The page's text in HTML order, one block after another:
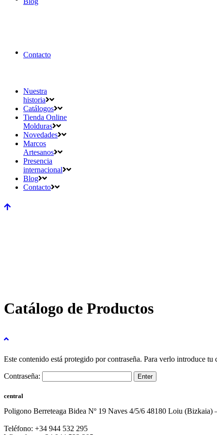
Contacto
Nuestra
historia
Catálogos
Tienda Online
Molduras
Novedades
Marcos
Artesanos
Presencia
internacional
Blog
Contacto
Catálogo de Productos
Este contenido está protegido por contraseña. Para verlo introduce tu
Contraseña:
central
Poligono Berreteaga Bidea Nº 19 Naves 4/5/6 48180 Loiu (Bizkaia)
Teléfono: +34 944 532 295